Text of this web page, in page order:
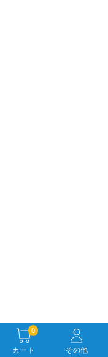
カート
0
その他